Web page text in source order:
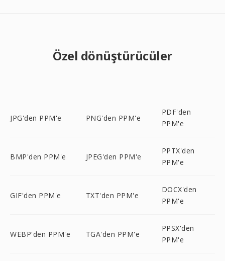
Özel dönüştürücüler
JPG'den PPM'e PNG'den PPM'e
PDF'den
PPM'e
BMP'den PPM'e JPEG'den PPM'e
PPTX'den
PPM'e
GIF'den PPM'e TXT'den PPM'e
DOCX'den
PPM'e
WEBP'den PPM'e TGA'den PPM'e
PPSX'den
PPM'e